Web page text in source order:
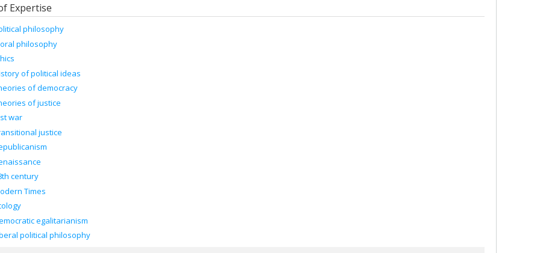
Expertise
philosophy
philosophy
of political ideas
of democracy
of justice
war
justice
century
Times
egalitarianism
political philosophy